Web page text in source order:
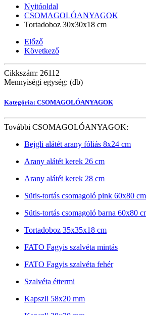
Nyitóoldal
CSOMAGOLÓANYAGOK
Tortadoboz 30x30x18 cm
Előző
Következő
Cikkszám: 26112
Mennyiségi egység: (db)
Kategória: CSOMAGOLÓANYAGOK
További CSOMAGOLÓANYAGOK:
Bejgli alátét arany fóliás 8x24 cm
Arany alátét kerek 26 cm
Arany alátét kerek 28 cm
Sütis-tortás csomagoló pink 60x80 cm
Sütis-tortás csomagoló barna 60x80
Tortadoboz 35x35x18 cm
FATO Fagyis szalvéta mintás
FATO Fagyis szalvéta fehér
Szalvéta éttermi
Kapszli 58x20 mm